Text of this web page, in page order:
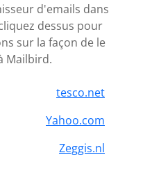
d'emails dans
dessus pour
sur la façon de le
Mailbird.
tesco.net
Yahoo.com
Zeggis.nl